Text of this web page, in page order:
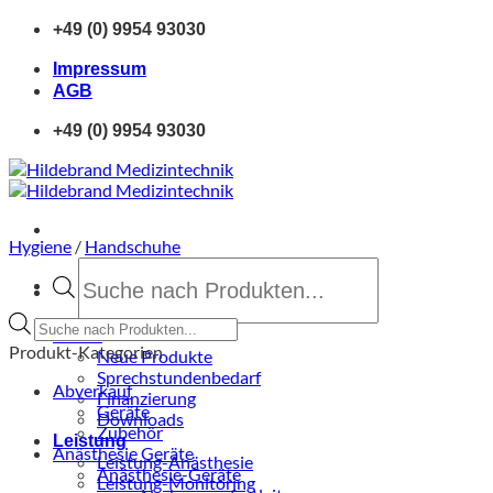
Zum
springen
+49 (0) 9954 93030
Impressum
AGB
+49 (0) 9954 93030
search
Home
Neue Produkte
Sprechstundenbedarf
Finanzierung
Downloads
Leistung
Leistung-Anästhesie
Leistung-Monitoring
Hygiene / Handschuhe
Products
search
Produkt-Kategorien
Abverkauf
Geräte
Zubehör
Anästhesie Geräte
Anästhesie-Geräte